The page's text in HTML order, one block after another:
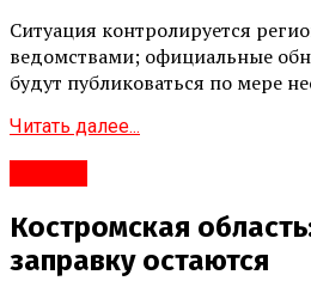
Ситуация контролируется
ведомствами; официальные
будут публиковаться по мере
Читать далее...
Костромская
заправку остаются